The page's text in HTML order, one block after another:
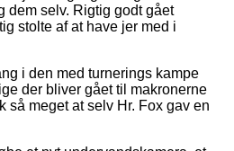
dem selv. Rigtig godt gået
stolte af at have jer med i
i den med turnerings kampe
der bliver gået til makronerne
så meget at selv Hr. Fox gav en